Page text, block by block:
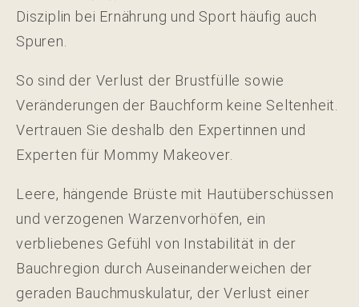
Disziplin bei Ernährung und Sport häufig auch
Spuren.
So sind der Verlust der Brustfülle sowie
Veränderungen der Bauchform keine Seltenheit.
Vertrauen Sie deshalb den Expertinnen und
Experten für Mommy Makeover.
Leere, hängende Brüste mit Hautüberschüssen
und verzogenen Warzenvorhöfen, ein
verbliebenes Gefühl von Instabilität in der
Bauchregion durch Auseinanderweichen der
geraden Bauchmuskulatur, der Verlust einer